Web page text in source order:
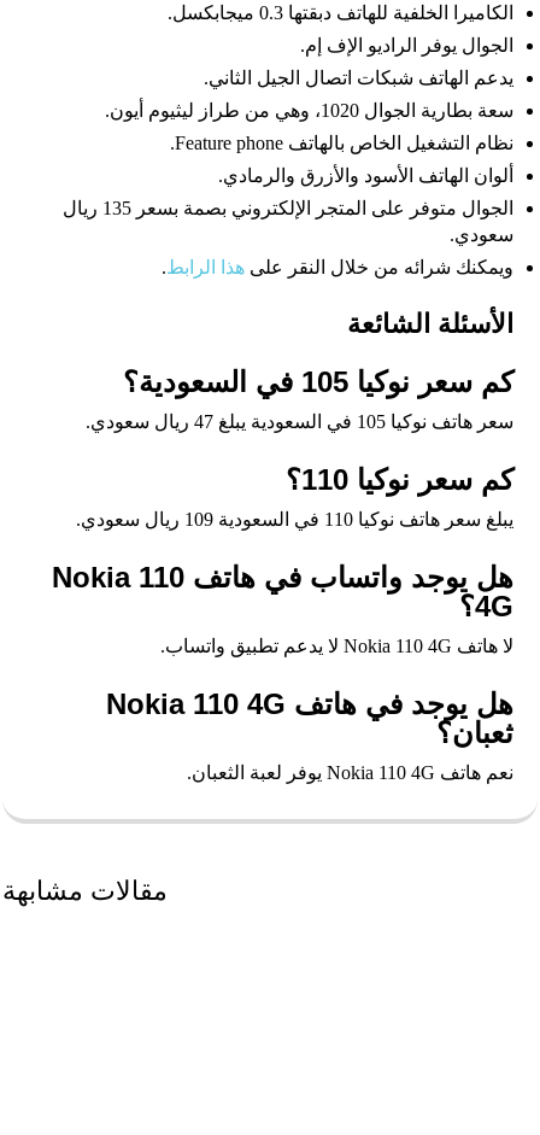
الكاميرا الخلفية للهاتف دبقتها 0.3 ميجابكسل.
الجوال يوفر الراديو الإف إم.
يدعم الهاتف شبكات اتصال الجيل الثاني.
سعة بطارية الجوال 1020، وهي من طراز ليثيوم أيون.
نظام التشغيل الخاص بالهاتف Feature phone.
ألوان الهاتف الأسود والأزرق والرمادي.
الجوال متوفر على المتجر الإلكتروني بصمة بسعر 135 ريال
سعودي.
ويمكنك شرائه من خلال النقر علىهذا الرابط.
الأسئلة الشائعة
كم سعر نوكيا 105 في السعودية؟
سعر هاتف نوكيا 105 في السعودية يبلغ 47 ريال سعودي.
كم سعر نوكيا 110؟
يبلغ سعر هاتف نوكيا 110 في السعودية 109 ريال سعودي.
هل يوجد واتساب في هاتف Nokia 110
4G؟
لا هاتف Nokia 110 4G لا يدعم تطبيق واتساب.
هل يوجد في هاتف Nokia 110 4G
ثعبان؟
نعم هاتف Nokia 110 4G يوفر لعبة الثعبان.
مقالات مشابهة